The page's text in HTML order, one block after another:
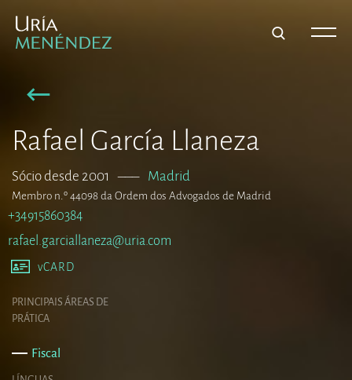
Rafael García Llaneza
Sócio desde 2001 ––– Madrid
Membro n.º 44098 da Ordem dos Advogados de Madrid
+34915860384
rafael.garciallaneza@uria.com
vCARD
PRINCIPAIS ÁREAS DE
PRÁTICA
Fiscal